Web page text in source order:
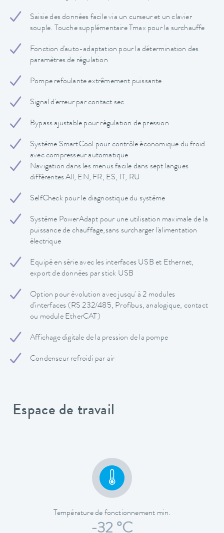
Saisie des données facile via un curseur et un clavier
souple. Touche supplémentaire Tmax pour la surchauffe
Fonction d'auto-adaptation pour la détermination des
paramètres de régulation
Pompe refoulante extrêmement puissante
Signal d'erreur par contact sec
Bypass ajustable pour régulation de pression
Système SmartCool pour contrôle économique du froid
avec compresseur automatique
Navigation dans les menus facile dans sept langues
différentes All, EN, FR, ES, IT, RU
SelfCheck pour le diagnostique du système
Système PowerAdapt pour une utilisation maximale de la
puissance de chauffage,sans surcharger l'alimentation
électrique
Equipé en série avec les interfaces USB et Ethernet,
export de données par stick USB
Option pour évolution avec jusqu' à 2 modules
d'interfaces (RS 232/485, Profibus, analogique, contact
ou module EtherCAT)
Affichage digitale de la pression de la pompe
Condenseur refroidi par air
Espace de travail
Température de fonctionnement min.
-32 °C